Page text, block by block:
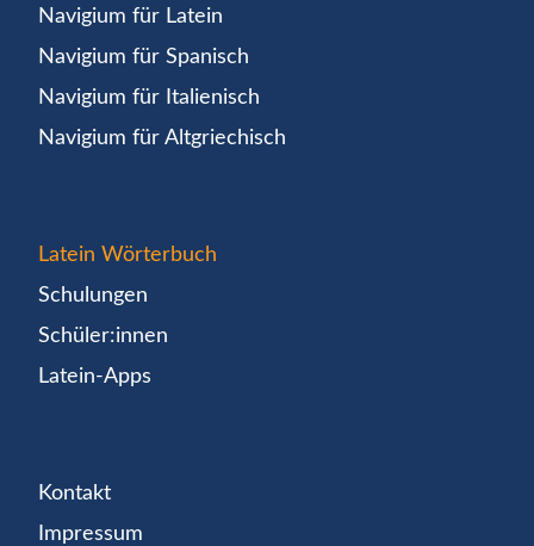
Navigium für Latein
Navigium für Spanisch
Navigium für Italienisch
Navigium für Altgriechisch
Latein Wörterbuch
Schulungen
Schüler:innen
Latein-Apps
Kontakt
Impressum